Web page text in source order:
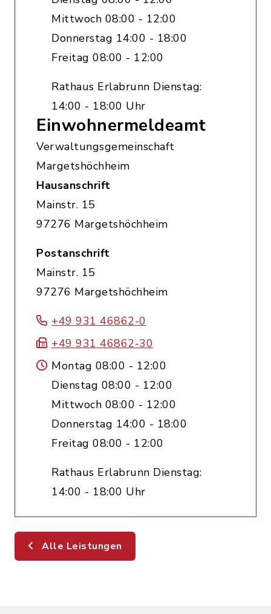
Mittwoch 08:00 - 12:00
Donnerstag 14:00 - 18:00
Freitag 08:00 - 12:00
Rathaus Erlabrunn Dienstag:
14:00 - 18:00 Uhr
Einwohnermeldeamt
Verwaltungsgemeinschaft
Margetshöchheim
Hausanschrift
Mainstr. 15
97276 Margetshöchheim
Postanschrift
Mainstr. 15
97276 Margetshöchheim
+49 931 46862-0
+49 931 46862-30
Montag 08:00 - 12:00
Dienstag 08:00 - 12:00
Mittwoch 08:00 - 12:00
Donnerstag 14:00 - 18:00
Freitag 08:00 - 12:00
Rathaus Erlabrunn Dienstag:
14:00 - 18:00 Uhr
Alle Leistungen